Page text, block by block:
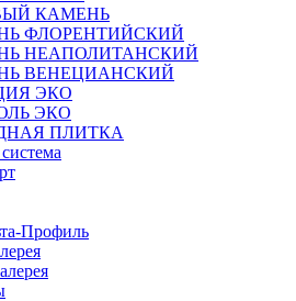
КАМЕНЬ
ФЛОРЕНТИЙСКИЙ
НЕАПОЛИТАНСКИЙ
ВЕНЕЦИАНСКИЙ
ЭКО
ЭКО
ПЛИТКА
Профиль